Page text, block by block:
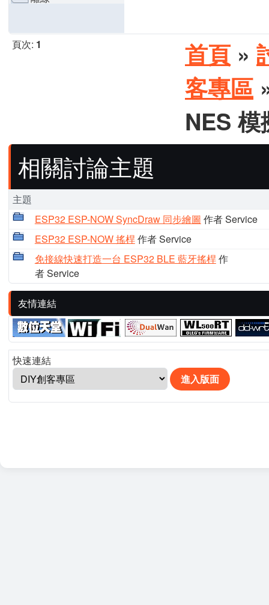
頁次: 1 首頁 »
客專區
NES 模
相關討論主題
主題
ESP32 ESP-NOW SyncDraw 同步繪圖 作者 Service
ESP32 ESP-NOW 搖桿作者 Service
免接線快速打造一台 ESP32 BLE 藍牙搖桿作
者 Service
友情連結
快速連結